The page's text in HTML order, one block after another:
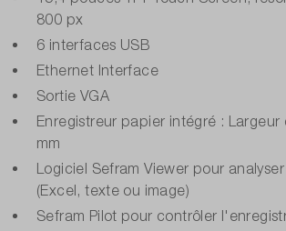
800 px
6 interfaces USB
Ethernet Interface
Sortie VGA
Enregistreur papier intégré :
mm
Logiciel Sefram Viewer pour
(Excel, texte ou image)
Sefram Pilot pour contrôler